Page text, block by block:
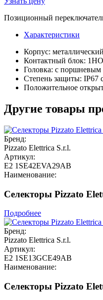
Позиционный
Характеристики
Корпус:
Контактный блок:
Головка: с
Степень защиты: IP67
Положительное
Другие товары
Бренд:
Pizzato Elettrica S.r.l.
Артикул:
E2 1SE42EVA29AB
Наименование:
Селекторы Pizzato
Подробнее
Бренд:
Pizzato Elettrica S.r.l.
Артикул:
E2 1SE13GCE49AB
Наименование:
Селекторы Pizzato